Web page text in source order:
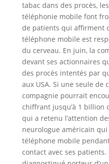
tabac dans des procès,
téléphonie mobile font
de patients qui affirment
téléphone mobile est
du cerveau. En juin, la
devant ses actionnaires
des procès intentés par
aux USA. Si une seule de
compagnie pourrait
chiffrant jusqu’à 1 billion
qui a retenu l’attention
neurologue américain
téléphone mobile
contact avec ses patients.